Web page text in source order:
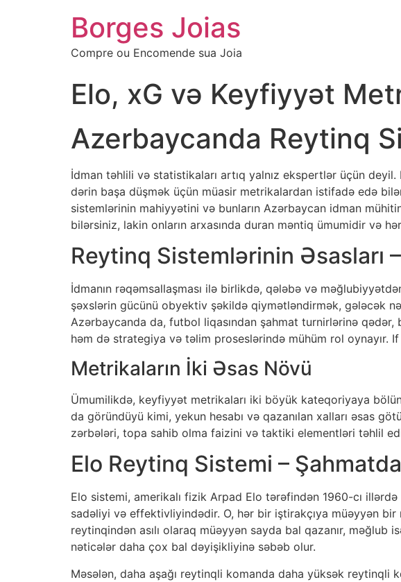
Borges Joias
Compre ou Encomende sua Joia
Elo, xG və Keyfiyyət
Azerbaycanda Reytinq
İdman təhlili və statistikaları artıq yalnız ekspertlər üçün deyil.
dərin başa düşmək üçün müasir metrikalardan istifadə edə
sistemlərinin mahiyyətini və bunların Azərbaycan idman
bilərsiniz, lakin onların arxasında duran məntiq ümumidir və
Reytinq Sistemlərinin Əsasları
İdmanın rəqəmsallaşması ilə birlikdə, qələbə və
şəxslərin gücünü obyektiv şəkildə qiymətləndirmək, gələcək
Azərbaycanda da, futbol liqasından şahmat turnirlərinə
həm də strategiya və təlim proseslərində mühüm rol oynayır.
Metrikaların İki Əsas Növü
Ümumilikdə, keyfiyyət metrikaları iki böyük kateqoriyaya
da göründüyü kimi, yekun hesabı və qazanılan xalları əsas
zərbələri, topa sahib olma faizini və taktiki elementləri təhlil
Elo Reytinq Sistemi –
Elo sistemi, amerikalı fizik Arpad Elo tərəfindən 1960-cı
sadəliyi və effektivliyindədir. O, hər bir iştirakçıya müəyyən
reytinqindən asılı olaraq müəyyən sayda bal qazanır,
nəticələr daha çox bal dəyişikliyinə səbəb olur.
Məsələn, daha aşağı reytinqli komanda daha yüksək reytinqli